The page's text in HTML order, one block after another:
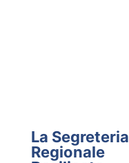
La Segreteria
Regionale